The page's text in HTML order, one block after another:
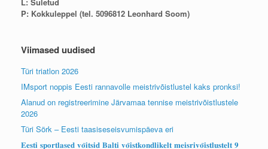
P: Kokkuleppel (tel. 5096812 Leonhard Soom)
Viimased uudised
Türi triatlon 2026
IMsport noppis Eesti rannavolle meistrivõistlustel kaks pronksi!
Alanud on registreerimine Järvamaa tennise meistrivõistlustele
2026
Türi Sörk – Eesti taasiseseisvumispäeva eri
𝐄𝐞𝐬𝐭𝐢 𝐬𝐩𝐨𝐫𝐭𝐥𝐚𝐬𝐞𝐝 𝐯𝐨̃𝐢𝐭𝐬𝐢𝐝 𝐁𝐚𝐥𝐭𝐢 𝐯𝐨̃𝐢𝐬𝐭𝐤𝐨𝐧𝐝𝐥𝐢𝐤𝐞𝐥𝐭 𝐦𝐞𝐢𝐬𝐫𝐢𝐯𝐨̃𝐢𝐬𝐭𝐥𝐮𝐬𝐭𝐞𝐥𝐭 𝟗